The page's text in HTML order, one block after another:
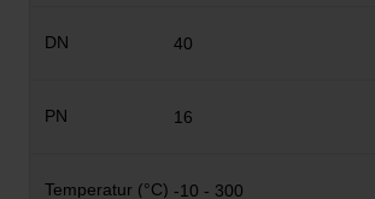
40
16
-10 - 300